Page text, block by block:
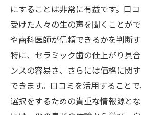
にすることは非常に有益です。口
受けた人々の生の声を聞くことが
や歯科医師が信頼できるかを判断す
特に、セラミック歯の仕上がり具
ンスの容易さ、さらには価格に関
できます。口コミを活用すること
選択をするための貴重な情報源と